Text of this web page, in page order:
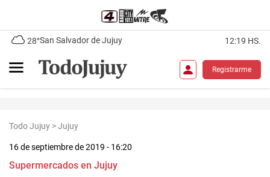
28°San Salvador de Jujuy 12:19 HS.
Registrarme
Todo Jujuy >Jujuy
16 de septiembre de 2019 - 16:20
Supermercados en Jujuy